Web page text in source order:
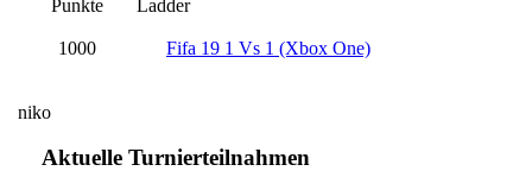
Punkte Ladder
1000 Fifa 19 1 Vs 1 (Xbox One)
niko
Aktuelle Turnierteilnahmen